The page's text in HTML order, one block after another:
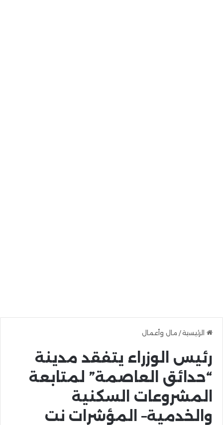
الرئيسية/ مال وأعمال
رئيس الوزراء يتفقد مدينة
“حدائق العاصمة” لمتابعة
المشروعات السكنية
والخدمية– المؤشرات نت